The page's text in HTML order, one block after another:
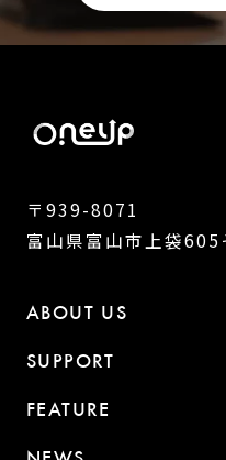
〒939-8071
富山県富山市上袋
ABOUT US
SUPPORT
FEATURE